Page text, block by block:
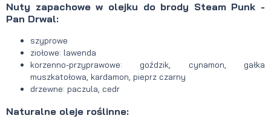
Nuty zapachowe w olejku do brody Steam Punk -
Pan Drwal:
szyprowe
ziołowe: lawenda
korzenno-przyprawowe: goździk, cynamon, gałka
muszkatołowa, kardamon, pieprz czarny
drzewne: paczula, cedr
Naturalne oleje roślinne: